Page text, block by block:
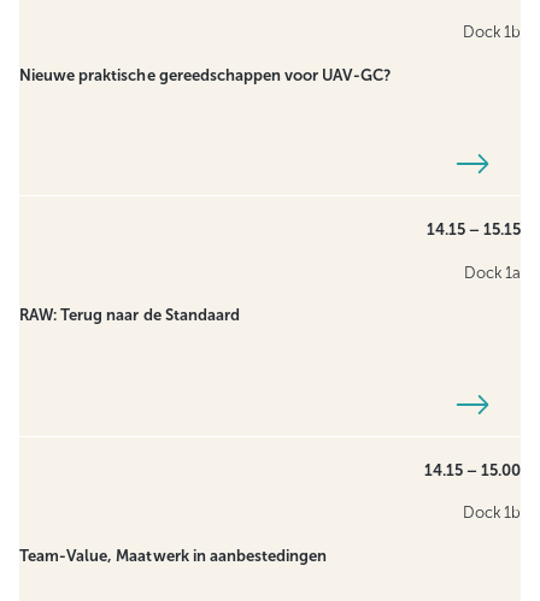
Dock 1b
Nieuwe praktische gereedschappen voor UAV-GC?
14.15 – 15.15
Dock 1a
RAW: Terug naar de Standaard
14.15 – 15.00
Dock 1b
Team-Value, Maatwerk in aanbestedingen